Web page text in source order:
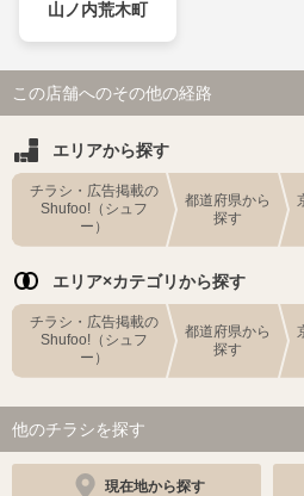
山ノ内荒木町
この店舗へのその他の経路
エリアから探す
チラシ・広告掲載の
Shufoo!（シュフ
ー）
都道府県から
探す
エリア×カテゴリから探す
チラシ・広告掲載の
Shufoo!（シュフ
ー）
都道府県から
探す
他のチラシを探す
現在地から探す